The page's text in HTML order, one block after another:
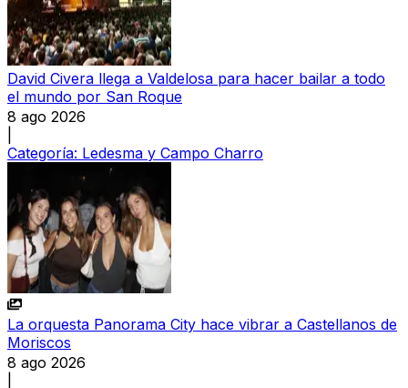
David Civera llega a Valdelosa para hacer bailar a todo
el mundo por San Roque
8 ago 2026
Categoría: Ledesma y Campo Charro
La orquesta Panorama City hace vibrar a Castellanos de
Moriscos
8 ago 2026